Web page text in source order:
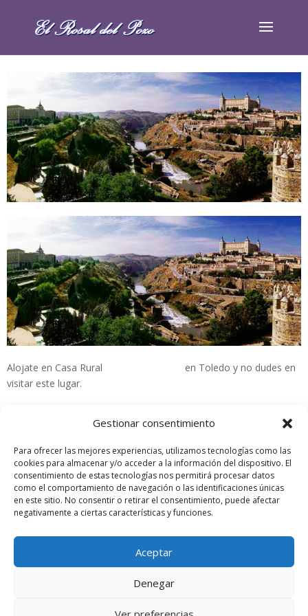
Gestionar consentimiento
Para ofrecer las mejores experiencias, utilizamos tecnologías como las
cookies para almacenar y/o acceder a la información del dispositivo. El
consentimiento de estas tecnologías nos permitirá procesar datos
como el comportamiento de navegación o las identificaciones únicas
en este sitio. No consentir o retirar el consentimiento, puede afectar
negativamente a ciertas características y funciones.
Aceptar
Denegar
Alojate en Casa Rural
en Toledo y no dudes en
visitar este lugar.
Aviso Legal
Política de Cookies
Política de Privacidad